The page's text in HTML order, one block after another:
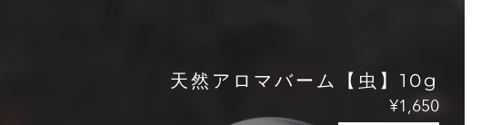
天然アロマバーム【虫】10g
¥1,650